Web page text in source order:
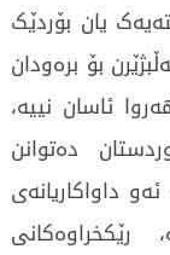
یان بۆردێک
بۆ برەودان
ئاسان نییە،
دەتوانن
داواکاریانەی